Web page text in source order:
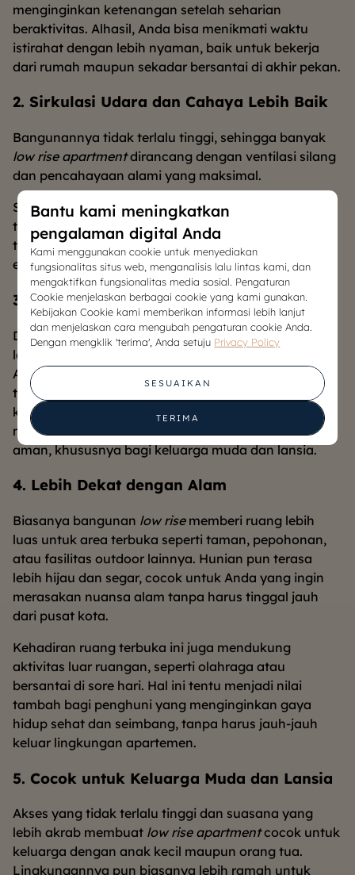
menginginkan ketenangan setelah seharian
beraktivitas. Alhasil, Anda bisa menikmati waktu
istirahat dengan lebih nyaman, baik untuk bekerja
dari rumah maupun sekadar bersantai di akhir pekan.
2. Sirkulasi Udara dan Cahaya Lebih Baik
Bangunannya tidak terlalu tinggi, sehingga banyak
low rise apartmentdirancang dengan ventilasi silang
dan pencahayaan alami yang maksimal.
Sinar matahari yang masuk pun membuat ruangan
terasa lebih hangat dan bebas lembap. Hal ini
tentunya membuat hunian lebih sehat dan hemat
energi.
3. Akses Tangga yang Mudah dan Aman
Desain low-rise apartment yang hanya beberapa
lantai memastikan akses mudah dan cepat ke unit
Anda melalui tangga. Keuntungan lainnya, Anda
terhindar dari potensi kendala teknis seperti
kerusakan lift atau kebutuhan evakuasi darurat. Ini
menjadikan low-rise apartment pilihan praktis dan
aman, khususnya bagi keluarga muda dan lansia.
4. Lebih Dekat dengan Alam
Biasanya bangunan low rise memberi ruang lebih
luas untuk area terbuka seperti taman, pepohonan,
atau fasilitas outdoor lainnya. Hunian pun terasa
lebih hijau dan segar, cocok untuk Anda yang ingin
merasakan nuansa alam tanpa harus tinggal jauh
dari pusat kota.
Kehadiran ruang terbuka ini juga mendukung
aktivitas luar ruangan, seperti olahraga atau
bersantai di sore hari. Hal ini tentu menjadi nilai
tambah bagi penghuni yang menginginkan gaya
hidup sehat dan seimbang, tanpa harus jauh-jauh
keluar lingkungan apartemen.
5. Cocok untuk Keluarga Muda dan Lansia
Akses yang tidak terlalu tinggi dan suasana yang
lebih akrab membuat low rise apartmentcocok untuk
keluarga dengan anak kecil maupun orang tua.
Lingkungannya pun biasanya lebih ramah untuk
Bantu kami meningkatkan
pengalaman digital Anda
Kami menggunakan cookie untuk menyediakan
fungsionalitas situs web, menganalisis lalu lintas kami, dan
mengaktifkan fungsionalitas media sosial. Pengaturan
Cookie menjelaskan berbagai cookie yang kami gunakan.
Kebijakan Cookie kami memberikan informasi lebih lanjut
dan menjelaskan cara mengubah pengaturan cookie Anda.
Dengan mengklik 'terima', Anda setuju Privacy Policy
SESUAIKAN
TERIMA